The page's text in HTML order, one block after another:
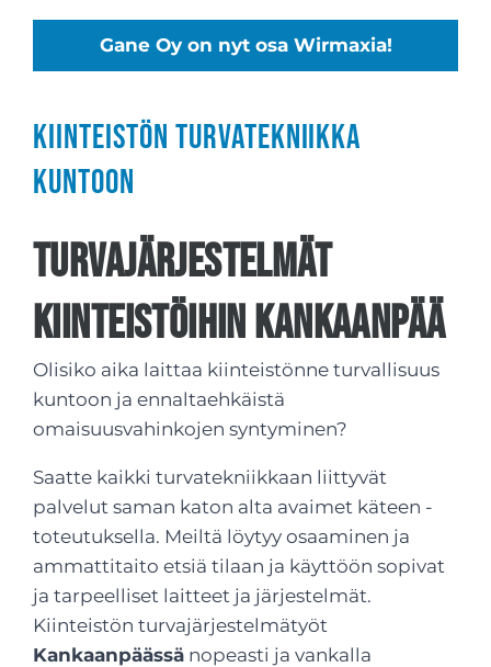
Gane Oy on nyt osa Wirmaxia!
Kiinteistön turvatekniikka
kuntoon
Turvajärjestelmät
kiinteistöihin Kankaanpää
Olisiko aika laittaa kiinteistönne turvallisuus
kuntoon ja ennaltaehkäistä
omaisuusvahinkojen syntyminen?
Saatte kaikki turvatekniikkaan liittyvät
palvelut saman katon alta avaimet käteen -
toteutuksella. Meiltä löytyy osaaminen ja
ammattitaito etsiä tilaan ja käyttöön sopivat
ja tarpeelliset laitteet ja järjestelmät.
Kiinteistön turvajärjestelmätyöt
Kankaanpäässä nopeasti ja vankalla